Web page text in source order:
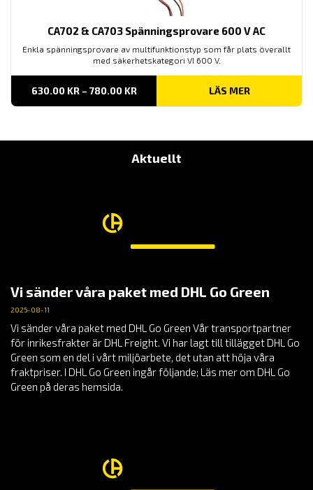
CA702 & CA703 Spänningsprovare 600 V AC
Enkla spänningsprovare av multifunktionstyp som får plats överallt
med säkerhetskategori VI 600 V.
630.00 KR – 780.00 KRPRISINTERVALL:
TILL
LÄS MER
Aktuellt
Vi sänder våra paket med DHL Go Green
2025-08-11
Vi sänder våra paket med DHL Go Green Vår transportpartner
för inrikesfrakter är DHL Freight. Vi har lagt till tillägget DHL Go
Green som en del i vårt miljöarbete, det utan att höja våra
fraktpriser. I DHL Go Green ingår följande; Läs mer om DHL Go
Green på deras hemsida.